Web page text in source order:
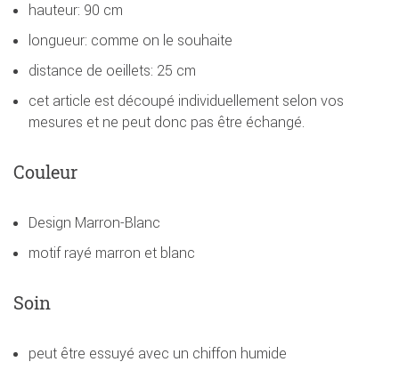
hauteur: 90 cm
longueur: comme on le souhaite
distance de oeillets: 25 cm
cet article est découpé individuellement selon vos
mesures et ne peut donc pas être échangé.
Couleur
Design Marron-Blanc
motif rayé marron et blanc
Soin
peut être essuyé avec un chiffon humide